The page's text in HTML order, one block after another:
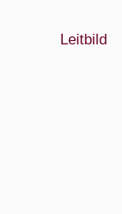
Leitbild